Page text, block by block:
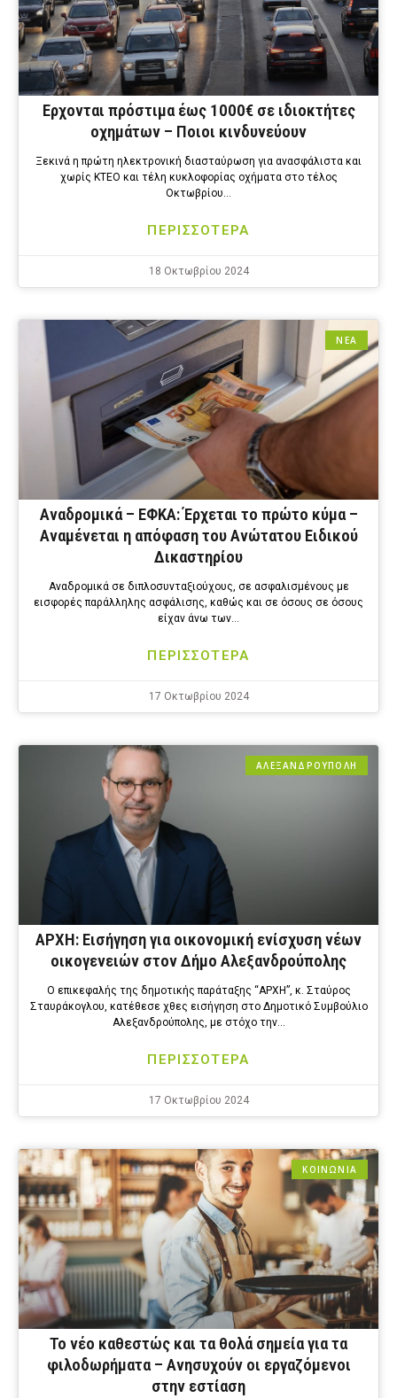
Ερχονται πρόστιμα έως 1000€ σε ιδιοκτήτες
οχημάτων – Ποιοι κινδυνεύουν
Ξεκινά η πρώτη ηλεκτρονική διασταύρωση για ανασφάλιστα και
χωρίς ΚΤΕΟ και τέλη κυκλοφορίας οχήματα στο τέλος
Οκτωβρίου…
ΠΕΡΙΣΣΟΤΕΡΑ
18 Οκτωβρίου 2024
ΝΕΑ
Αναδρομικά – ΕΦΚΑ: Έρχεται το πρώτο κύμα –
Αναμένεται η απόφαση του Ανώτατου Ειδικού
Δικαστηρίου
Αναδρομικά σε διπλοσυνταξιούχους, σε ασφαλισμένους με
εισφορές παράλληλης ασφάλισης, καθώς και σε όσους σε όσους
είχαν άνω των…
ΠΕΡΙΣΣΟΤΕΡΑ
17 Οκτωβρίου 2024
ΑΛΕΞΑΝΔΡΟΎΠΟΛΗ
ΑΡΧΗ: Εισήγηση για οικονομική ενίσχυση νέων
οικογενειών στον Δήμο Αλεξανδρούπολης
Ο επικεφαλής της δημοτικής παράταξης “ΑΡΧΗ”, κ. Σταύρος
Σταυράκογλου, κατέθεσε χθες εισήγηση στο Δημοτικό Συμβούλιο
Αλεξανδρούπολης, με στόχο την…
ΠΕΡΙΣΣΟΤΕΡΑ
17 Οκτωβρίου 2024
ΚΟΙΝΩΝΙΑ
Το νέο καθεστώς και τα θολά σημεία για τα
φιλοδωρήματα – Ανησυχούν οι εργαζόμενοι
στην εστίαση